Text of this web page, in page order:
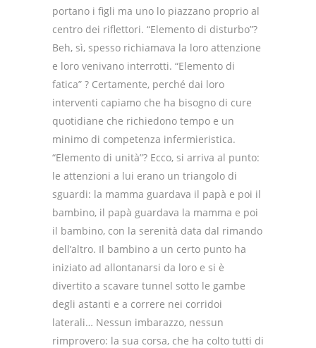
portano i figli ma uno lo piazzano proprio al
centro dei riflettori. “Elemento di disturbo”?
Beh, sì, spesso richiamava la loro attenzione
e loro venivano interrotti. “Elemento di
fatica” ? Certamente, perché dai loro
interventi capiamo che ha bisogno di cure
quotidiane che richiedono tempo e un
minimo di competenza infermieristica.
“Elemento di unità”? Ecco, si arriva al punto:
le attenzioni a lui erano un triangolo di
sguardi: la mamma guardava il papà e poi il
bambino, il papà guardava la mamma e poi
il bambino, con la serenità data dal rimando
dell’altro. Il bambino a un certo punto ha
iniziato ad allontanarsi da loro e si è
divertito a scavare tunnel sotto le gambe
degli astanti e a correre nei corridoi
laterali… Nessun imbarazzo, nessun
rimprovero: la sua corsa, che ha colto tutti di